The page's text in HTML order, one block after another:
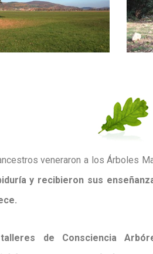
veneraron a los Árboles
y recibieron sus
de Consciencia